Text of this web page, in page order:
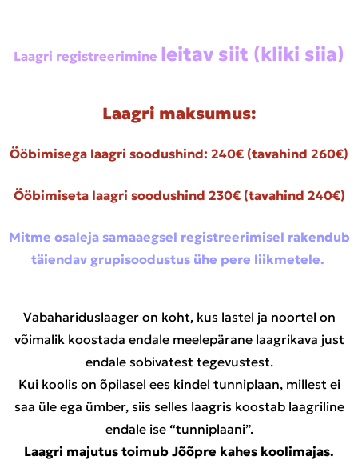
Laagri registreerimine leitav siit (kliki siia)
Laagri maksumus:
Ööbimisega laagri soodushind: 240€ (tavahind 260€)
Ööbimiseta laagri soodushind 230€ (tavahind 240€)
Mitme osaleja samaaegsel registreerimisel rakendub
täiendav grupisoodustus ühe pere liikmetele.
Vabahariduslaager on koht, kus lastel ja noortel on
võimalik koostada endale meelepärane laagrikava just
endale sobivatest tegevustest.
Kui koolis on õpilasel ees kindel tunniplaan, millest ei
saa üle ega ümber, siis selles laagris koostab laagriline
endale ise “tunniplaani”.
Laagri majutus toimub Jõõpre kahes koolimajas.